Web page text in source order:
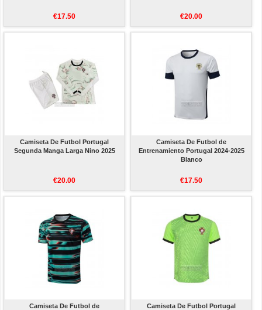
€17.50 €20.00
Camiseta De Futbol Portugal
Segunda Manga Larga Nino 2025
€20.00
Camiseta De Futbol de
Entrenamiento Portugal 2024-2025
Blanco
€17.50
Camiseta De Futbol de
Camiseta De Futbol Portugal